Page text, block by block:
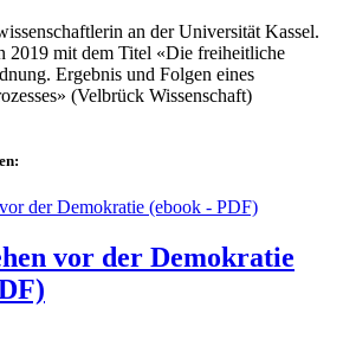
an der Universität Kassel.
2019 mit dem Titel «Die freiheitliche
Ergebnis und Folgen eines
(Velbrück Wissenschaft)
vor der Demokratie